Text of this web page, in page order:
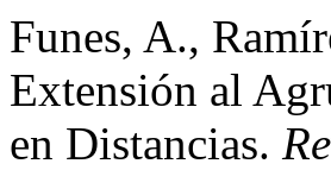
Funes, A.,
Extensión al
en Distancias.